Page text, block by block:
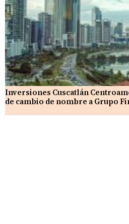
Inversiones Cuscatlán
de cambio de nombre a Grupo